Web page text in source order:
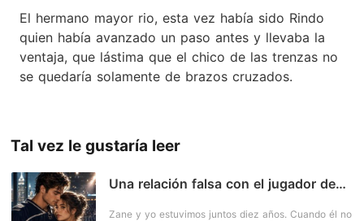
El hermano mayor rio, esta vez había sido Rindo
quien había avanzado un paso antes y llevaba la
ventaja, que lástima que el chico de las trenzas no
se quedaría solamente de brazos cruzados.
Tal vez le gustaría leer
Una relación falsa con el jugador de
Zane y yo estuvimos juntos diez años. Cuando él no